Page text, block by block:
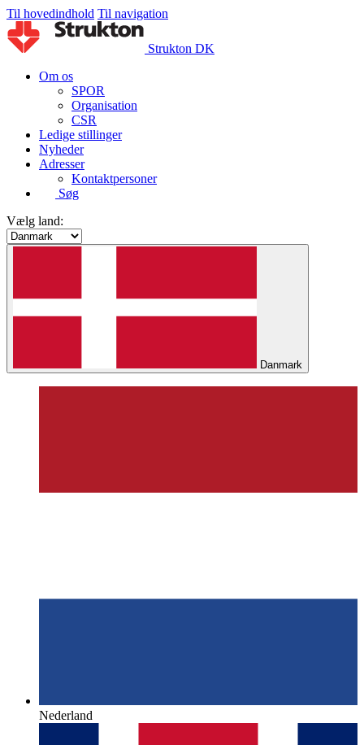
Til hovedindhold Til navigation
Strukton DK
Om os
SPOR
Organisation
CSR
Ledige stillinger
Nyheder
Adresser
Kontaktpersoner
Søg
Vælg land:
Danmark
Nederland